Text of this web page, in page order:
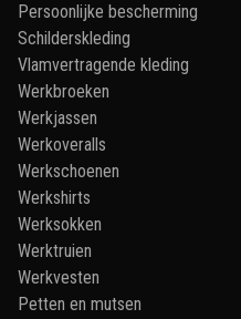
Persoonlijke bescherming
Schilderskleding
Vlamvertragende kleding
Werkbroeken
Werkjassen
Werkoveralls
Werkschoenen
Werkshirts
Werksokken
Werktruien
Werkvesten
Petten en mutsen